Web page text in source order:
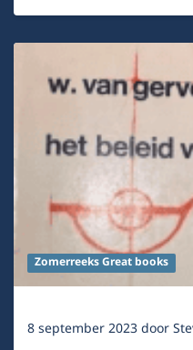
Zomerreeks Great books
8 september 2023door